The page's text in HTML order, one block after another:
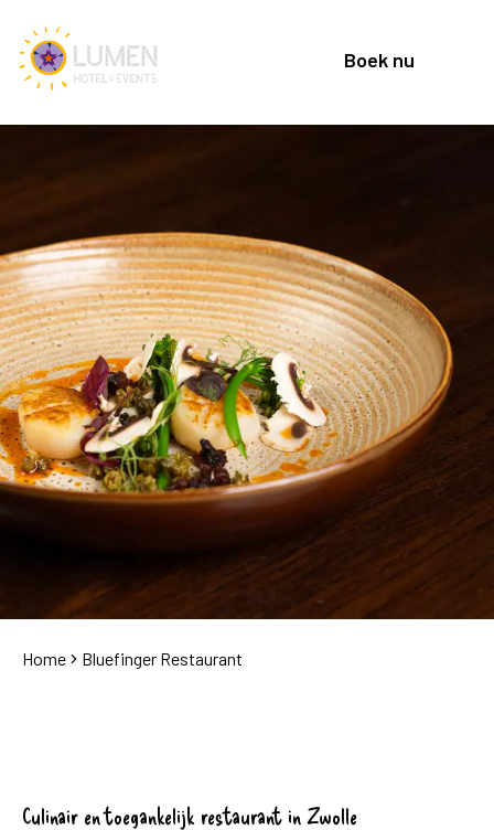
Boek nu
Home Bluefinger Restaurant
Culinair en toegankelijk restaurant in Zwolle